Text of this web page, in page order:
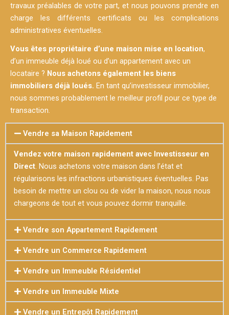
travaux préalables de votre part, et nous pouvons prendre en
charge les différents certificats ou les complications
administratives éventuelles.
Vous êtes propriétaire d’une maison mise en location,
d’un immeuble déjà loué ou d’un appartement avec un
locataire ? Nous achetons également les biens
immobiliers déjà loués. En tant qu’investisseur immobilier,
nous sommes probablement le meilleur profil pour ce type de
transaction.
Vendre sa Maison Rapidement
Vendez votre maison rapidement avec Investisseur en
Direct. Nous achetons votre maison dans l’état et
régularisons les infractions urbanistiques éventuelles. Pas
besoin de mettre un clou ou de vider la maison, nous nous
chargeons de tout et vous pouvez dormir tranquille.
Vendre son Appartement Rapidement
Vendre un Commerce Rapidement
Vendre un Immeuble Résidentiel
Vendre un Immeuble Mixte
Vendre un Entrepôt Rapidement